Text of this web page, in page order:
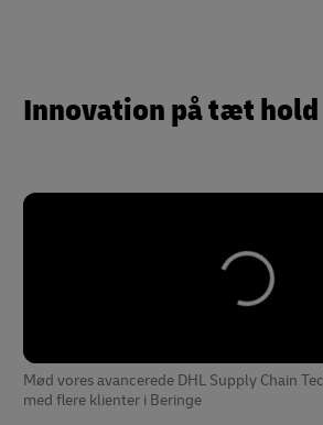
Innovation på tæt hold
Mød vores avancerede DHL Supply Chain
med flere klienter i Beringe